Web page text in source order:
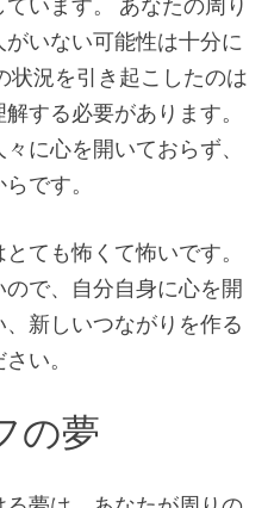
います。 あなたの周り
いない可能性は十分に
状況を引き起こしたのは
する必要があります。
に心を開いておらず、
です。
ても怖くて怖いです。
で、自分自身に心を開
新しいつながりを作る
い。
の夢